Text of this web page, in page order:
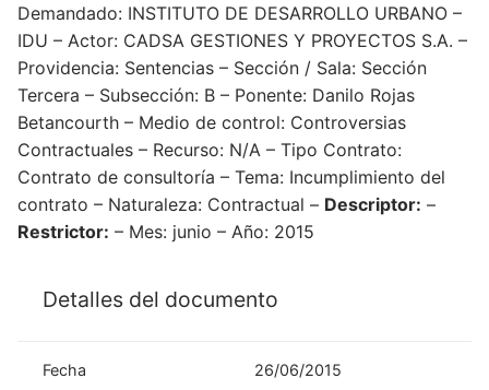
Demandado: INSTITUTO DE DESARROLLO URBANO –
IDU – Actor: CADSA GESTIONES Y PROYECTOS S.A. –
Providencia: Sentencias – Sección / Sala: Sección
Tercera – Subsección: B – Ponente: Danilo Rojas
Betancourth – Medio de control: Controversias
Contractuales – Recurso: N/A – Tipo Contrato:
Contrato de consultoría – Tema: Incumplimiento del
contrato – Naturaleza: Contractual – Descriptor: –
Restrictor: – Mes: junio – Año: 2015
Detalles del documento
Fecha 26/06/2015